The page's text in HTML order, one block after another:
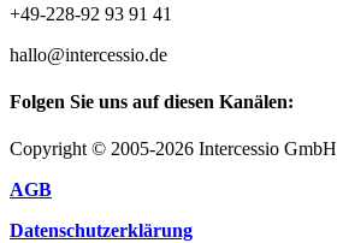
+49-228-92 93 91 41
hallo@intercessio.de
Folgen Sie uns auf diesen Kanälen:
Copyright © 2005-2026 Intercessio GmbH
AGB
Datenschutzerklärung